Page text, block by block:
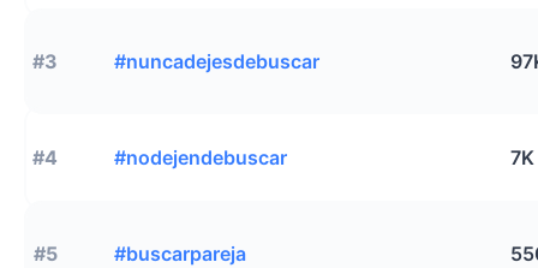
#3 #nuncadejesdebuscar
#4 #nodejendebuscar 7K
#5 #buscarpareja